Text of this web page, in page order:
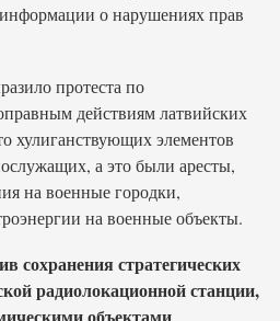
о нарушениях прав
протеста по
действиям латвийских
хулиганствующих элементов
а это были аресты,
на военные городки,
на военные объекты.
сохранения стратегических
радиолокационной станции,